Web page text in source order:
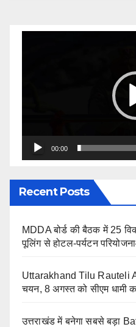
00:00
Recent Posts
MDDA बोर्ड की बैठक में 25
पूलिंग से होटल-पर्यटन
Uttarakhand Tilu Rauteli
चयन, 8 अगस्त को सीएम धामी
उत्तराखंड में बनेगा सबसे बड़ा